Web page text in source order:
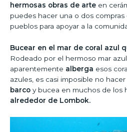
hermosas obras de arte en
puedes hacer una o dos
pueblos para apoyar a la
Bucear en el mar de coral azul
Rodeado por el hermoso mar
aparentemente alberga esos
azules, es casi imposible no
barco y bucea en muchos de los
alrededor de Lombok.